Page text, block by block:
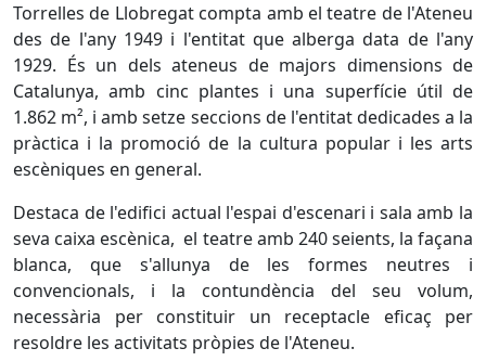
Torrelles de Llobregat compta amb el teatre de l'Ateneu
des de l'any 1949 i l'entitat que alberga data de l'any
1929. És un dels ateneus de majors dimensions de
Catalunya, amb cinc plantes i una superfície útil de
1.862 m², i amb setze seccions de l'entitat dedicades a la
pràctica i la promoció de la cultura popular i les arts
escèniques en general.
Destaca de l'edifici actual l'espai d'escenari i sala amb la
seva caixa escènica, el teatre amb 240 seients, la façana
blanca, que s'allunya de les formes neutres i
convencionals, i la contundència del seu volum,
necessària per constituir un receptacle eficaç per
resoldre les activitats pròpies de l'Ateneu.